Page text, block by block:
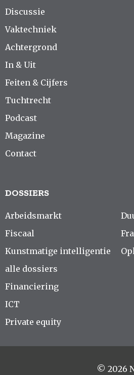
Discussie
Vaktechniek
Achtergrond
In & Uit
Feiten & Cijfers
Tuchtrecht
Podcast
Magazine
Contact
DOSSIERS
Arbeidsmarkt
Fiscaal
Kunstmatige intelligentie
alle dossiers
Financiering
ICT
Private equity
© 2026